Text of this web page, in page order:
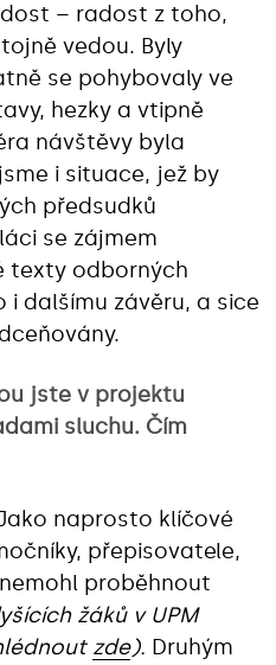
– radost z toho,
vedou. Byly
se pohybovaly ve
hezky a vtipně
návštěvy byla
i situace, jež by
předsudků
se zájmem
texty odborných
i dalšímu závěru, a sice
jste v projektu
sluchu. Čím
naprosto klíčové
přepisovatele,
proběhnout
žáků v UPM
zde). Druhým